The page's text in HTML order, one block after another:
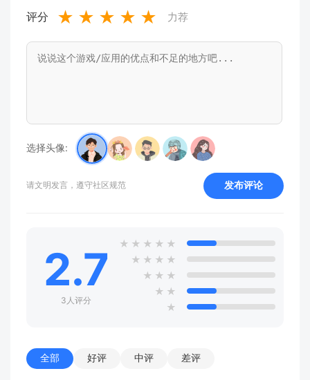
评分 ★ ★ ★ ★ ★ 力荐
选择头像:
请文明发言，遵守社区规范 发布评论
2.7
3人评分
★ ★ ★ ★ ★
★ ★ ★ ★
★ ★ ★
★ ★
★
全部 好评 中评 差评